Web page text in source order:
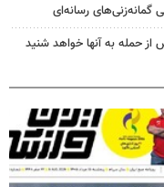
گمانه‌زنی‌های رسانه‌ای
حمله به آنها خواهد شنید